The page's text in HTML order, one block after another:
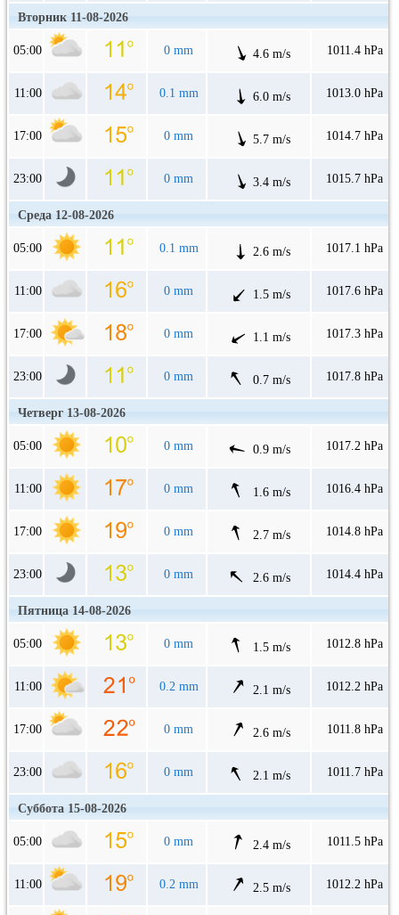
Вторник 11-08-2026
05:00 0 mm 4.6 m/s 1011.4 hPa
11:00 0.1 mm 6.0 m/s 1013.0 hPa
17:00 0 mm 5.7 m/s 1014.7 hPa
23:00 0 mm 3.4 m/s 1015.7 hPa
Среда 12-08-2026
05:00 0.1 mm 2.6 m/s 1017.1 hPa
11:00 0 mm 1.5 m/s 1017.6 hPa
17:00 0 mm 1.1 m/s 1017.3 hPa
23:00 0 mm 0.7 m/s 1017.8 hPa
Четверг 13-08-2026
05:00 0 mm 0.9 m/s 1017.2 hPa
11:00 0 mm 1.6 m/s 1016.4 hPa
17:00 0 mm 2.7 m/s 1014.8 hPa
23:00 0 mm 2.6 m/s 1014.4 hPa
Пятница 14-08-2026
05:00 0 mm 1.5 m/s 1012.8 hPa
11:00 0.2 mm 2.1 m/s 1012.2 hPa
17:00 0 mm 2.6 m/s 1011.8 hPa
23:00 0 mm 2.1 m/s 1011.7 hPa
Суббота 15-08-2026
05:00 0 mm 2.4 m/s 1011.5 hPa
11:00 0.2 mm 2.5 m/s 1012.2 hPa